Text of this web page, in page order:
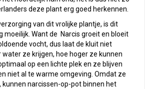
deze plant erg goed herkennen.
van dit vrolijke plantje, is dit
moeilijk. Want de Narcis groeit en bloeit
vocht, dus laat de kluit niet
ze krijgen, hoe hoger ze kunnen
op een lichte plek en ze blijven
niet al te warme omgeving. Omdat ze
kunnen narcissen-op-pot binnen het